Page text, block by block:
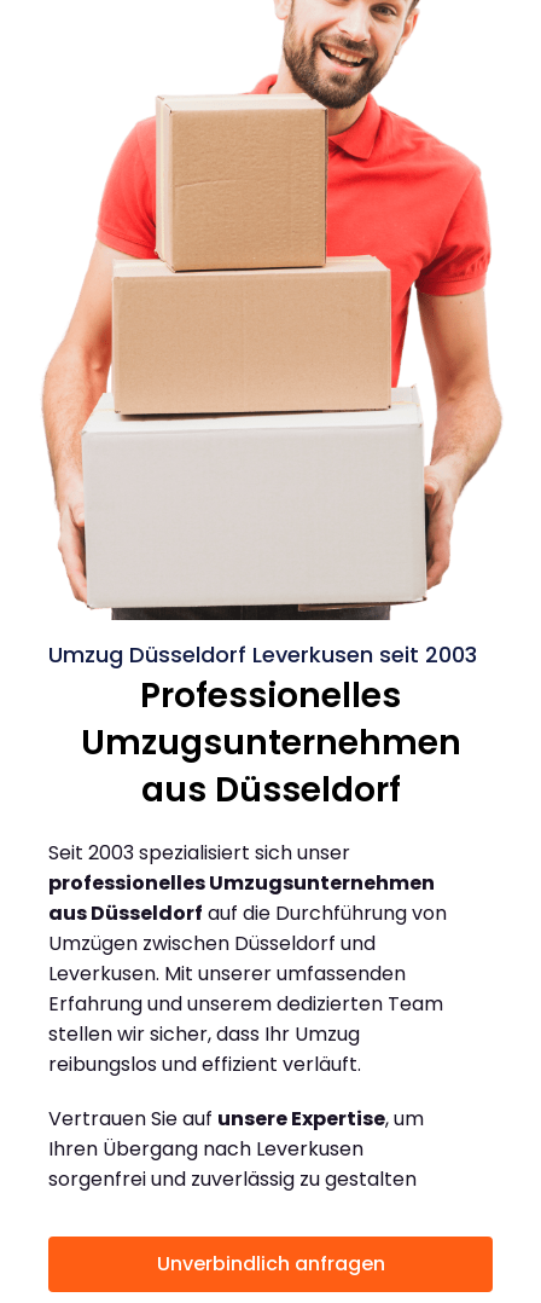
Umzug Düsseldorf Leverkusen seit 2003
Professionelles
Umzugsunternehmen
aus Düsseldorf
Seit 2003 spezialisiert sich unser
professionelles Umzugsunternehmen
aus Düsseldorf auf die Durchführung von
Umzügen zwischen Düsseldorf und
Leverkusen. Mit unserer umfassenden
Erfahrung und unserem dedizierten Team
stellen wir sicher, dass Ihr Umzug
reibungslos und effizient verläuft.
Vertrauen Sie auf unsere Expertise, um
Ihren Übergang nach Leverkusen
sorgenfrei und zuverlässig zu gestalten
Unverbindlich anfragen